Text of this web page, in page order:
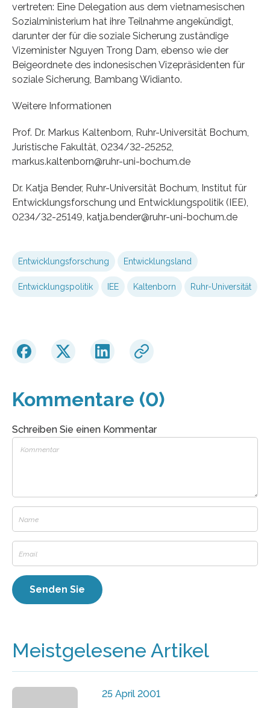
vertreten: Eine Delegation aus dem vietnamesischen
Sozialministerium hat ihre Teilnahme angekündigt,
darunter der für die soziale Sicherung zuständige
Vizeminister Nguyen Trong Dam, ebenso wie der
Beigeordnete des indonesischen Vizepräsidenten für
soziale Sicherung, Bambang Widianto.
Weitere Informationen
Prof. Dr. Markus Kaltenborn, Ruhr-Universität Bochum,
Juristische Fakultät, 0234/32-25252,
markus.kaltenborn@ruhr-uni-bochum.de
Dr. Katja Bender, Ruhr-Universität Bochum, Institut für
Entwicklungsforschung und Entwicklungspolitik (IEE),
0234/32-25149, katja.bender@ruhr-uni-bochum.de
Entwicklungsforschung Entwicklungsland
Entwicklungspolitik IEE Kaltenborn Ruhr-Universität
Kommentare (0)
Schreiben Sie einen Kommentar
Meistgelesene Artikel
25 April 2001